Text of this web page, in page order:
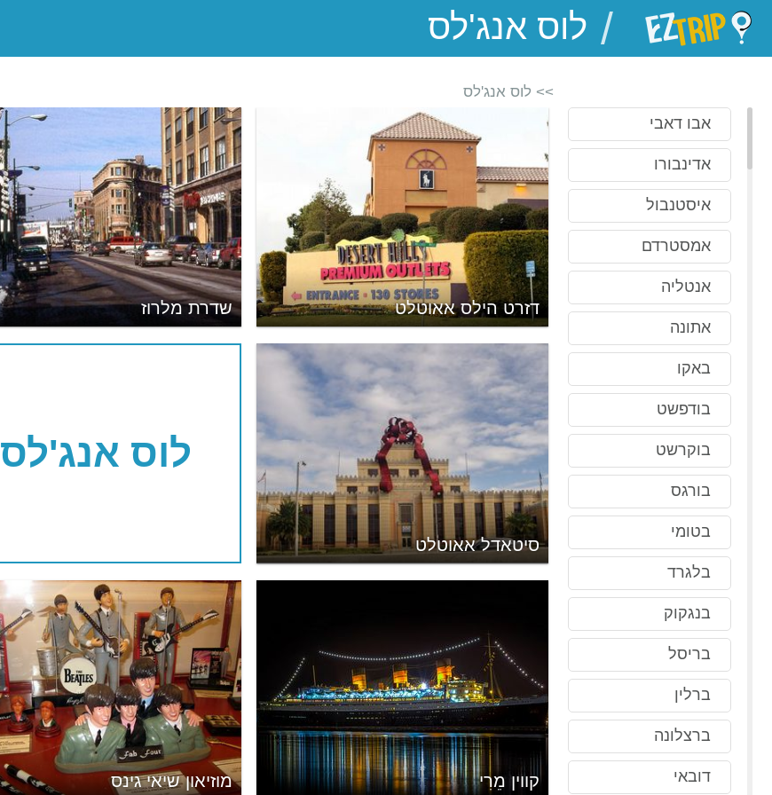
EZTrip
/
אבו דאבי
אדינבורו
איסטנבול
אמסטרדם
אנטליה
אתונה
באקו
בודפשט
בוקרשט
בורגס
בטומי
בלגרד
בנגקוק
בריסל
ברלין
ברצלונה
דובאי
>> לוס אנג'לס
שדרת מלרוז דזרט הילס אאוטלט
לוס אנג'לס
סיטאדל אאוטלט
מוזיאון שיאי גינס קווין מֵרִי
של לוס אנג'לס